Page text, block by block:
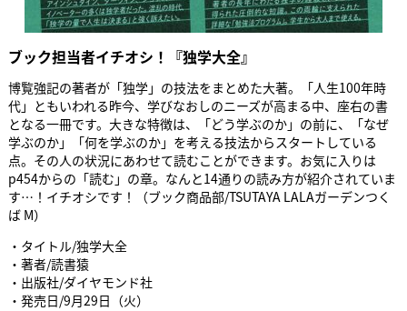
ブック担当者イチオシ！『独学大全』
博覧強記の著者が「独学」の技法をまとめた大著。「人生100年時
代」ともいわれる昨今、学びなおしのニーズが高まる中、座右の書
となる一冊です。大きな特徴は、「どう学ぶのか」の前に、「なぜ
学ぶのか」「何を学ぶのか」を考える技法からスタートしている
点。その人の状況にあわせて読むことができます。お気に入りは
p454からの「読む」の章。なんと14通りの読み方が紹介されていま
す…！イチオシです！（ブック商品部/TSUTAYA LALAガーデンつく
ば M）
・タイトル/独学大全
・著者/読書猿
・出版社/ダイヤモンド社
・発売日/9月29日（火）